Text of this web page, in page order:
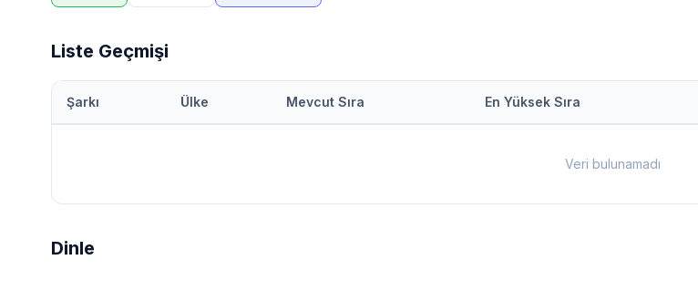
Liste Geçmişi
Şarkı Ülke Mevcut Sıra En Yüksek Sıra
Veri bulunamadı
Dinle